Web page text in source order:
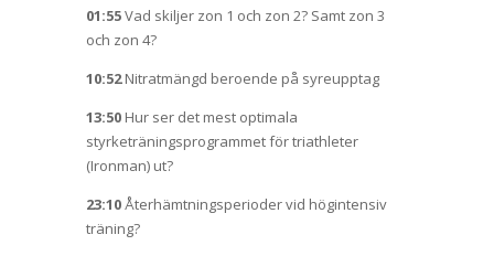
01:55Vad skiljer zon 1 och zon 2? Samt zon 3
och zon 4?
10:52Nitratmängd beroende på syreupptag
13:50Hur ser det mest optimala
styrketräningsprogrammet för triathleter
(Ironman) ut?
23:10Återhämtningsperioder vid högintensiv
träning?